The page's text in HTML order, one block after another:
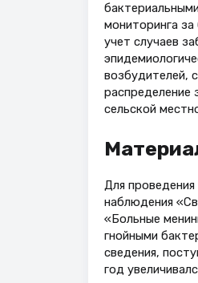
мониторинга
учет случаев
возбудителей,
распределение
сельской
Для
наблюдения
«Больные
гнойными
сведения,
год